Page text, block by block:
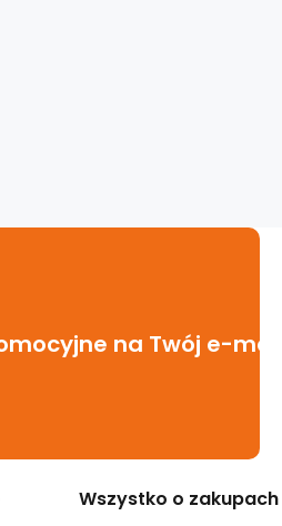
na Twój e-mail
Wszystko o zakupach